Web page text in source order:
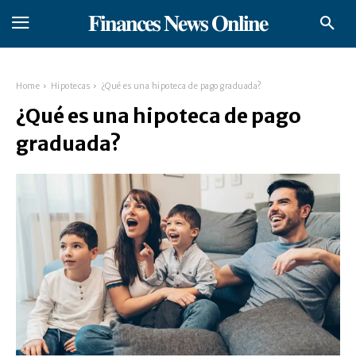
𝐅𝐢𝐧𝐚𝐧𝐜𝐞𝐬 𝐍𝐞𝐰𝐬 𝐎𝐧𝐥𝐢𝐧𝐞
Home Hipotecas ¿Qué es una hipoteca de pago graduada?
¿Qué es una hipoteca de pago
graduada?